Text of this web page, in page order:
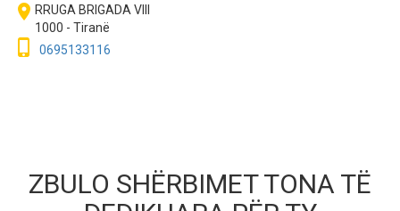
room RRUGA BRIGADA VIII
1000 - Tiranë
phone_iphone 0695133116
ZBULO SHËRBIMET TONA TË